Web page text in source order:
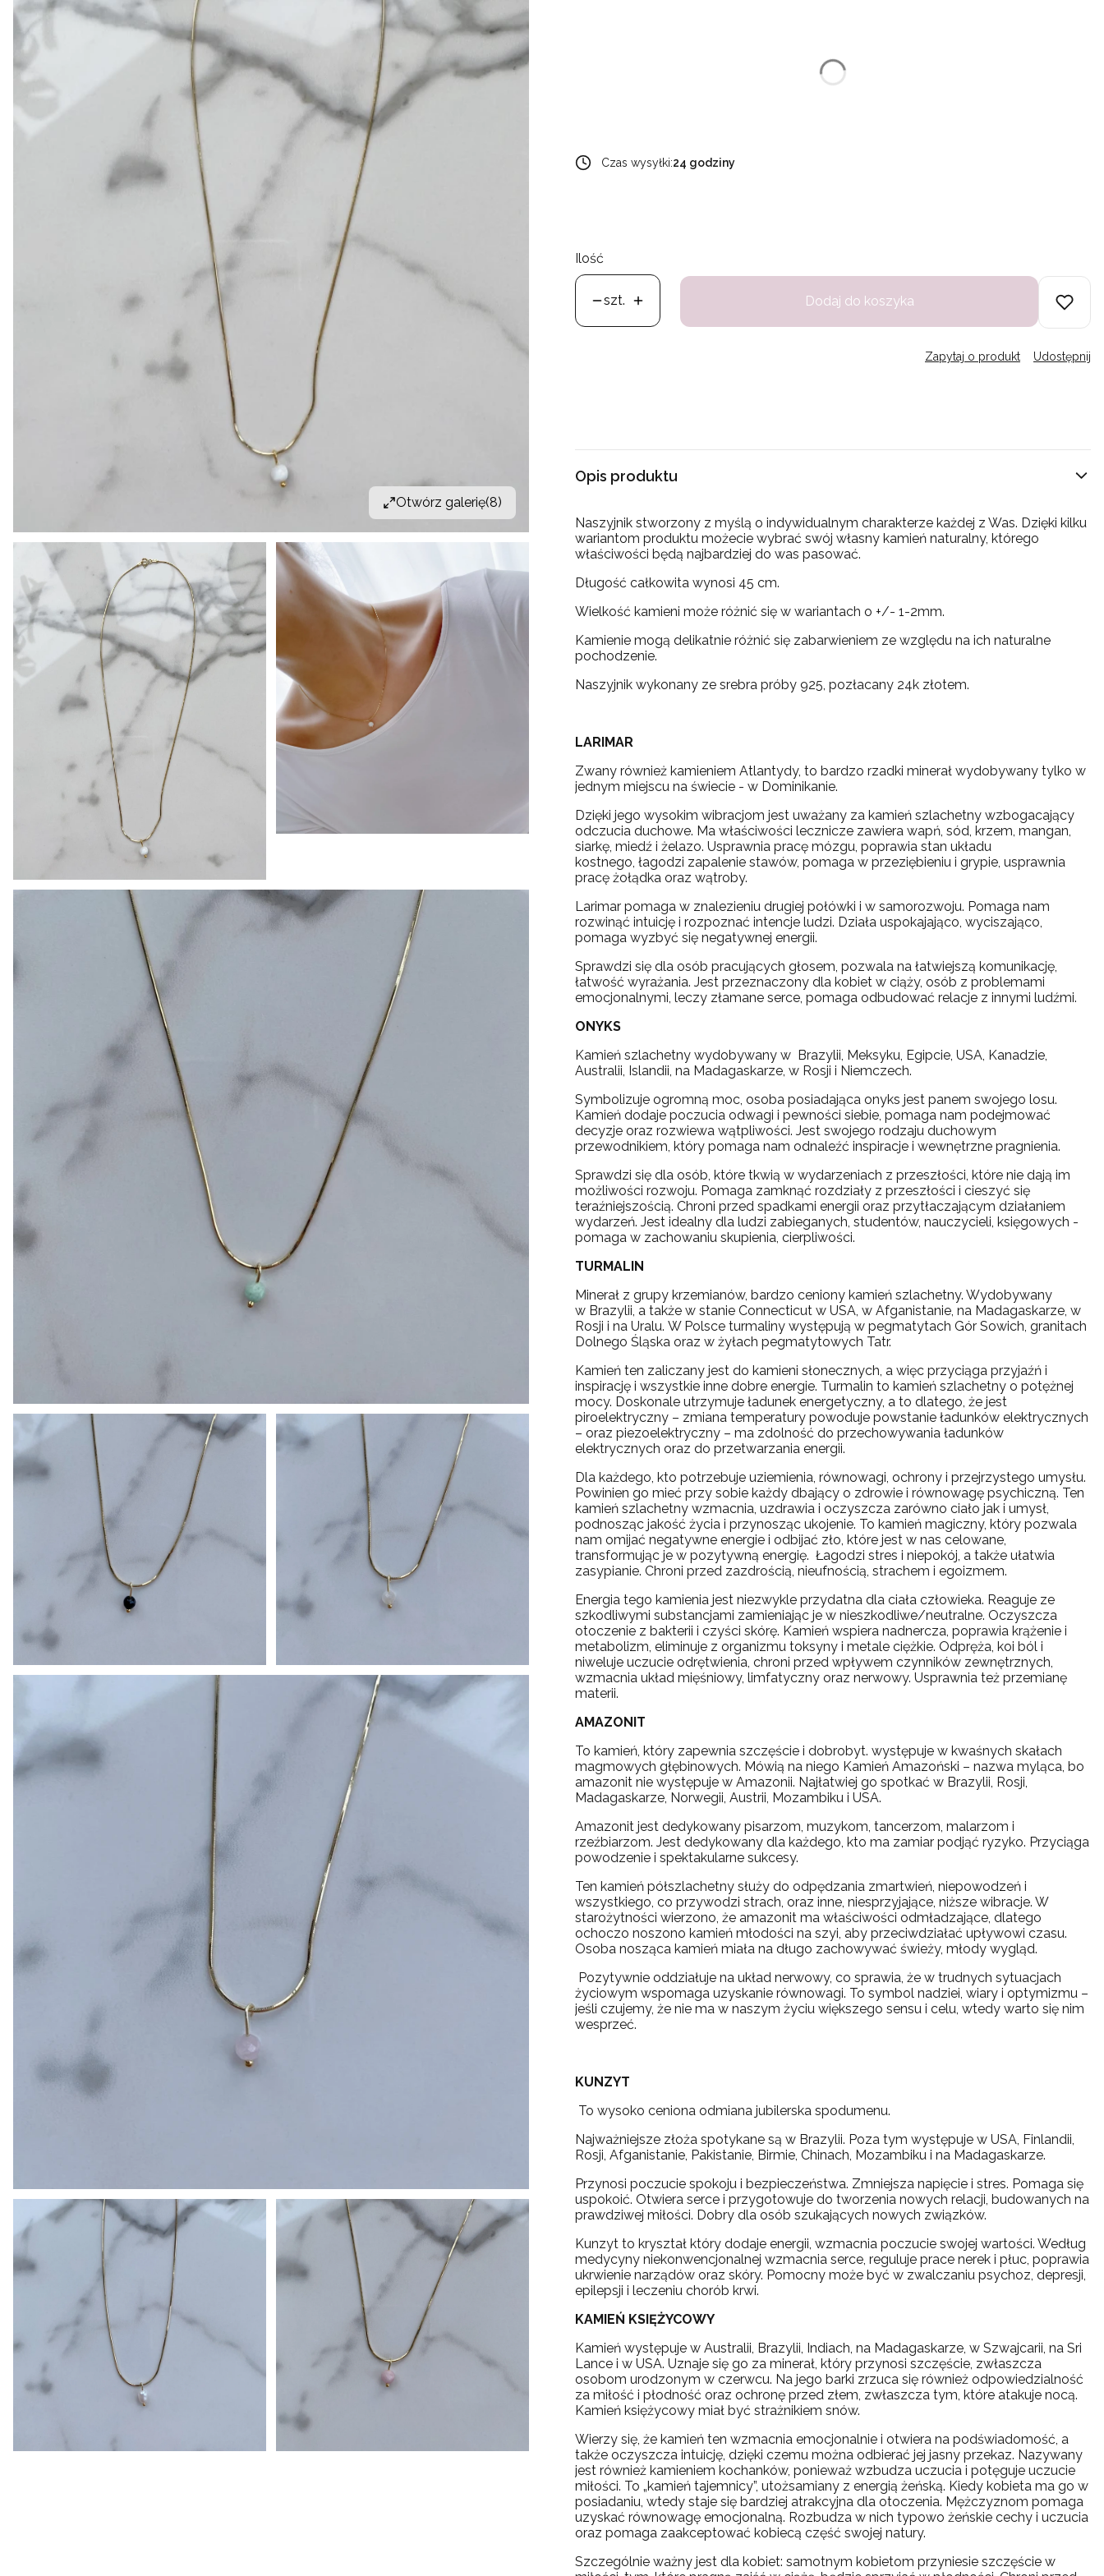
Otwórz galerię(8)
Czas wysyłki:24 godziny
Ilość
szt. Dodaj do koszyka
Zapytaj o produkt Udostępnij
Opis produktu
Naszyjnik stworzony z myślą o indywidualnym charakterze każdej z Was. Dzięki kilku
wariantom produktu możecie wybrać swój własny kamień naturalny, którego
właściwości będą najbardziej do was pasować.
Długość całkowita wynosi 45 cm.
Wielkość kamieni może różnić się w wariantach o +/- 1-2mm.
Kamienie mogą delikatnie różnić się zabarwieniem ze względu na ich naturalne
pochodzenie.
Naszyjnik wykonany ze srebra próby 925, pozłacany 24k złotem.
LARIMAR
Zwany również kamieniem Atlantydy, to bardzo rzadki minerał wydobywany tylko w
jednym miejscu na świecie - w Dominikanie.
Dzięki jego wysokim wibracjom jest uważany za kamień szlachetny wzbogacający
odczucia duchowe. Ma właściwości lecznicze zawiera wapń, sód, krzem, mangan,
siarkę, miedź i żelazo. Usprawnia pracę mózgu, poprawia stan układu
kostnego, łagodzi zapalenie stawów, pomaga w przeziębieniu i grypie, usprawnia
pracę żołądka oraz wątroby.
Larimar pomaga w znalezieniu drugiej połówki i w samorozwoju. Pomaga nam
rozwinąć intuicję i rozpoznać intencje ludzi. Działa uspokajająco, wyciszająco,
pomaga wyzbyć się negatywnej energii.
Sprawdzi się dla osób pracujących głosem, pozwala na łatwiejszą komunikację,
łatwość wyrażania. Jest przeznaczony dla kobiet w ciąży, osób z problemami
emocjonalnymi, leczy złamane serce, pomaga odbudować relacje z innymi ludźmi.
ONYKS
Kamień szlachetny wydobywany w Brazylii, Meksyku, Egipcie, USA, Kanadzie,
Australii, Islandii, na Madagaskarze, w Rosji i Niemczech.
Symbolizuje ogromną moc, osoba posiadająca onyks jest panem swojego losu.
Kamień dodaje poczucia odwagi i pewności siebie, pomaga nam podejmować
decyzje oraz rozwiewa wątpliwości. Jest swojego rodzaju duchowym
przewodnikiem, który pomaga nam odnaleźć inspiracje i wewnętrzne pragnienia.
Sprawdzi się dla osób, które tkwią w wydarzeniach z przeszłości, które nie dają im
możliwości rozwoju. Pomaga zamknąć rozdziały z przeszłości i cieszyć się
teraźniejszością. Chroni przed spadkami energii oraz przytłaczającym działaniem
wydarzeń. Jest idealny dla ludzi zabieganych, studentów, nauczycieli, księgowych -
pomaga w zachowaniu skupienia, cierpliwości.
TURMALIN
Minerał z grupy krzemianów, bardzo ceniony kamień szlachetny. Wydobywany
w Brazylii, a także w stanie Connecticut w USA, w Afganistanie, na Madagaskarze, w
Rosji i na Uralu. W Polsce turmaliny występują w pegmatytach Gór Sowich, granitach
Dolnego Śląska oraz w żyłach pegmatytowych Tatr.
Kamień ten zaliczany jest do kamieni słonecznych, a więc przyciąga przyjaźń i
inspirację i wszystkie inne dobre energie. Turmalin to kamień szlachetny o potężnej
mocy. Doskonale utrzymuje ładunek energetyczny, a to dlatego, że jest
piroelektryczny – zmiana temperatury powoduje powstanie ładunków elektrycznych
– oraz piezoelektryczny – ma zdolność do przechowywania ładunków
elektrycznych oraz do przetwarzania energii.
Dla każdego, kto potrzebuje uziemienia, równowagi, ochrony i przejrzystego umysłu.
Powinien go mieć przy sobie każdy dbający o zdrowie i równowagę psychiczną. Ten
kamień szlachetny wzmacnia, uzdrawia i oczyszcza zarówno ciało jak i umysł,
podnosząc jakość życia i przynosząc ukojenie. To kamień magiczny, który pozwala
nam omijać negatywne energie i odbijać zło, które jest w nas celowane,
transformując je w pozytywną energię. Łagodzi stres i niepokój, a także ułatwia
zasypianie. Chroni przed zazdrością, nieufnością, strachem i egoizmem.
Energia tego kamienia jest niezwykle przydatna dla ciała człowieka. Reaguje ze
szkodliwymi substancjami zamieniając je w nieszkodliwe/neutralne. Oczyszcza
otoczenie z bakterii i czyści skórę. Kamień wspiera nadnercza, poprawia krążenie i
metabolizm, eliminuje z organizmu toksyny i metale ciężkie. Odpręża, koi ból i
niweluje uczucie odrętwienia, chroni przed wpływem czynników zewnętrznych,
wzmacnia układ mięśniowy, limfatyczny oraz nerwowy. Usprawnia też przemianę
materii.
AMAZONIT
To kamień, który zapewnia szczęście i dobrobyt. występuje w kwaśnych skałach
magmowych głębinowych. Mówią na niego Kamień Amazoński – nazwa myląca, bo
amazonit nie występuje w Amazonii. Najłatwiej go spotkać w Brazylii, Rosji,
Madagaskarze, Norwegii, Austrii, Mozambiku i USA.
Amazonit jest dedykowany pisarzom, muzykom, tancerzom, malarzom i
rzeźbiarzom. Jest dedykowany dla każdego, kto ma zamiar podjąć ryzyko. Przyciąga
powodzenie i spektakularne sukcesy.
Ten kamień półszlachetny służy do odpędzania zmartwień, niepowodzeń i
wszystkiego, co przywodzi strach, oraz inne, niesprzyjające, niższe wibracje. W
starożytności wierzono, że amazonit ma właściwości odmładzające, dlatego
ochoczo noszono kamień młodości na szyi, aby przeciwdziałać upływowi czasu.
Osoba nosząca kamień miała na długo zachowywać świeży, młody wygląd.
Pozytywnie oddziałuje na układ nerwowy, co sprawia, że w trudnych sytuacjach
życiowym wspomaga uzyskanie równowagi. To symbol nadziei, wiary i optymizmu –
jeśli czujemy, że nie ma w naszym życiu większego sensu i celu, wtedy warto się nim
wesprzeć.
KUNZYT
To wysoko ceniona odmiana jubilerska spodumenu.
Najważniejsze złoża spotykane są w Brazylii. Poza tym występuje w USA, Finlandii,
Rosji, Afganistanie, Pakistanie, Birmie, Chinach, Mozambiku i na Madagaskarze.
Przynosi poczucie spokoju i bezpieczeństwa. Zmniejsza napięcie i stres. Pomaga się
uspokoić. Otwiera serce i przygotowuje do tworzenia nowych relacji, budowanych na
prawdziwej miłości. Dobry dla osób szukających nowych związków.
Kunzyt to kryształ który dodaje energii, wzmacnia poczucie swojej wartości. Według
medycyny niekonwencjonalnej wzmacnia serce, reguluje prace nerek i płuc, poprawia
ukrwienie narządów oraz skóry. Pomocny może być w zwalczaniu psychoz, depresji,
epilepsji i leczeniu chorób krwi.
KAMIEŃ KSIĘŻYCOWY
Kamień występuje w Australii, Brazylii, Indiach, na Madagaskarze, w Szwajcarii, na Sri
Lance i w USA. Uznaje się go za minerał, który przynosi szczęście, zwłaszcza
osobom urodzonym w czerwcu. Na jego barki zrzuca się również odpowiedzialność
za miłość i płodność oraz ochronę przed złem, zwłaszcza tym, które atakuje nocą.
Kamień księżycowy miał być strażnikiem snów.
Wierzy się, że kamień ten wzmacnia emocjonalnie i otwiera na podświadomość, a
także oczyszcza intuicję, dzięki czemu można odbierać jej jasny przekaz. Nazywany
jest również kamieniem kochanków, ponieważ wzbudza uczucia i potęguje uczucie
miłości. To „kamień tajemnicy”, utożsamiany z energią żeńską. Kiedy kobieta ma go w
posiadaniu, wtedy staje się bardziej atrakcyjna dla otoczenia. Mężczyznom pomaga
uzyskać równowagę emocjonalną. Rozbudza w nich typowo żeńskie cechy i uczucia
oraz pomaga zaakceptować kobiecą część swojej natury.
Szczególnie ważny jest dla kobiet: samotnym kobietom przyniesie szczęście w